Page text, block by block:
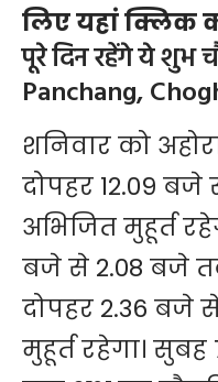
लिए यहां क्लिक
पूरे दिन रहेंगे ये शुभ
Panchang,
शनिवार को
दोपहर 12.09
अभिजित मुहूर्त
बजे से 2.08 बजे
दोपहर 2.36 बजे
मुहूर्त रहेगा।